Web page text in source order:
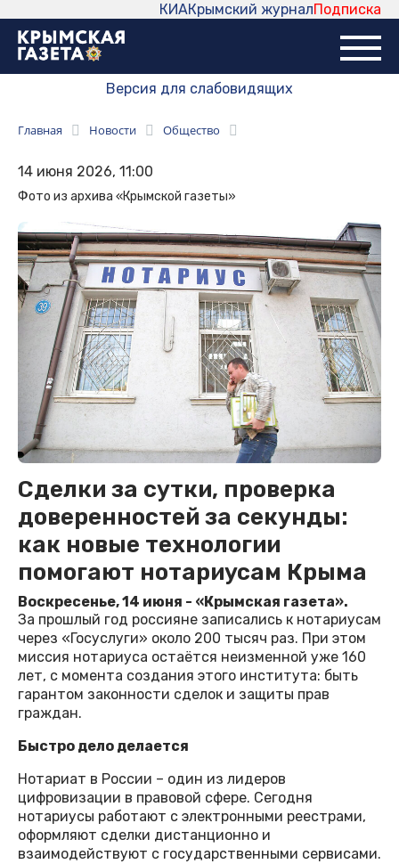
Подписка
Крымский журнал
КИА
Версия для слабовидящих
Главная Новости Общество
14 июня 2026, 11:00
Фото из архива «Крымской газеты»
Сделки за сутки, проверка
доверенностей за секунды:
как новые технологии
помогают нотариусам Крыма
Воскресенье, 14 июня - «Крымская газета».
За прошлый год россияне записались к нотариусам
через «Госуслуги» около 200 тысяч раз. При этом
миссия нотариуса остаётся неизменной уже 160
лет, с момента создания этого института: быть
гарантом законности сделок и защиты прав
граждан.
Быстро дело делается
Нотариат в России – один из лидеров
цифровизации в правовой сфере. Сегодня
нотариусы работают с электронными реестрами,
оформляют сделки дистанционно и
взаимодействуют с государственными сервисами.